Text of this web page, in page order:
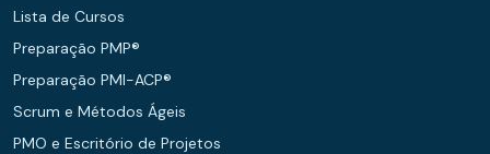
Lista de Cursos
Preparação PMP®
Preparação PMI-ACP®
Scrum e Métodos Ágeis
PMO e Escritório de Projetos